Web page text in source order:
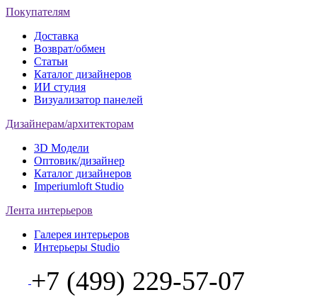
Покупателям
Доставка
Возврат/обмен
Статьи
Каталог дизайнеров
ИИ студия
Визуализатор панелей
Дизайнерам/архитекторам
3D Модели
Оптовик/дизайнер
Каталог дизайнеров
Imperiumloft Studio
Лента интерьеров
Галерея интерьеров
Интерьеры Studio
+7 (499) 229-57-07